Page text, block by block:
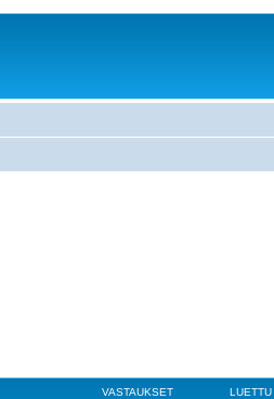
VASTAUKSET LUETTU